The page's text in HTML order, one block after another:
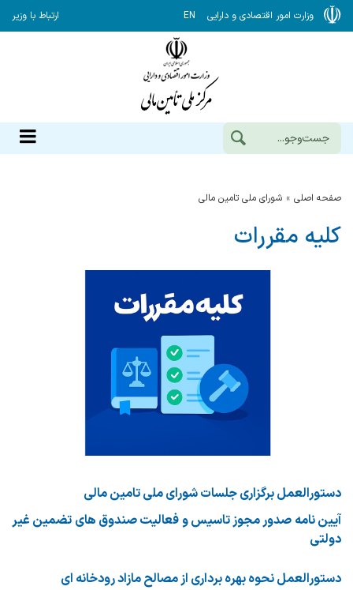
وزارت امور اقتصادی و دارایی EN ارتباط با وزیر
صفحه اصلی شورای ملی تامین مالی
کلیه مقررات
دستورالعمل برگزاری جلسات شورای ملی تامین مالی
آیین نامه صدور مجوز تاسیس و فعالیت صندوق های تضمین غیر
دولتی
دستورالعمل نحوه بهره برداری از مصالح مازاد رودخانه ای